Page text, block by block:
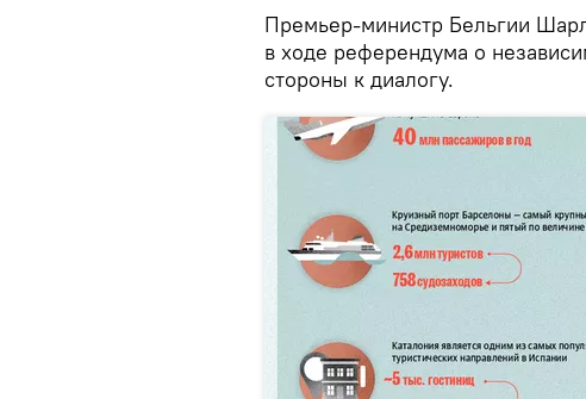
Премьер-министр Бельгии
в ходе референдума о
стороны к диалогу.